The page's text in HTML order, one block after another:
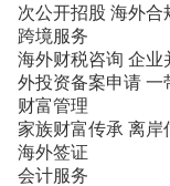
次公开招股 海外合
跨境服务
海外财税咨询 企业
外投资备案申请 一
财富管理
家族财富传承 离岸
海外签证
会计服务